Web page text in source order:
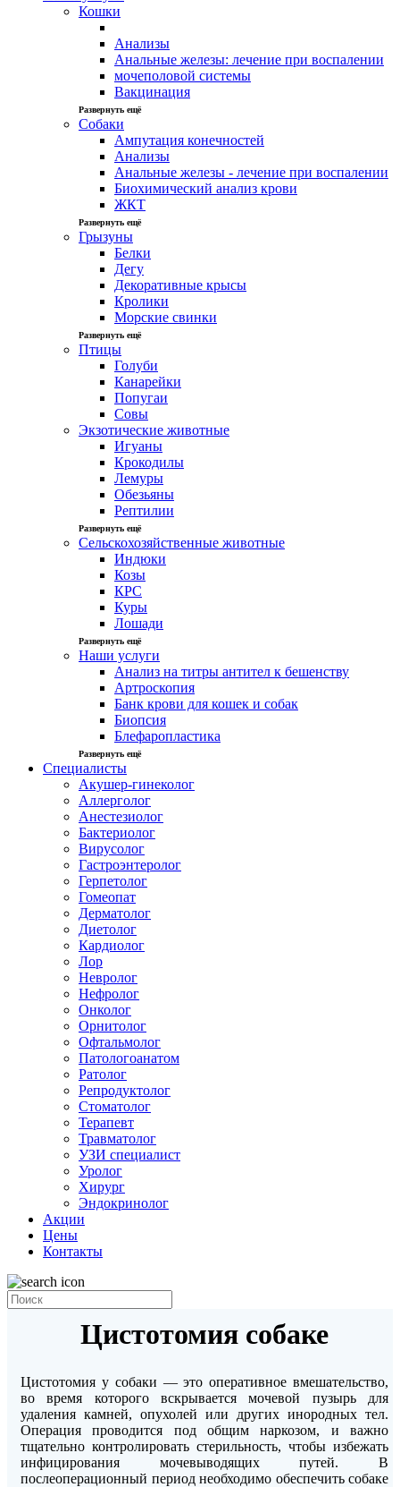
Кошки
Анализы
Анальные железы: лечение при воспалении
мочеполовой системы
Вакцинация
Развернуть ещё
Собаки
Ампутация конечностей
Анализы
Анальные железы - лечение при воспалении
Биохимический анализ крови
ЖКТ
Развернуть ещё
Грызуны
Белки
Дегу
Декоративные крысы
Кролики
Морские свинки
Развернуть ещё
Птицы
Голуби
Канарейки
Попугаи
Совы
Экзотические животные
Игуаны
Крокодилы
Лемуры
Обезьяны
Рептилии
Развернуть ещё
Сельскохозяйственные животные
Индюки
Козы
КРС
Куры
Лошади
Развернуть ещё
Наши услуги
Анализ на титры антител к бешенству
Артроскопия
Банк крови для кошек и собак
Биопсия
Блефаропластика
Развернуть ещё
Специалисты
Акушер-гинеколог
Аллерголог
Анестезиолог
Бактериолог
Вирусолог
Гастроэнтеролог
Герпетолог
Гомеопат
Дерматолог
Диетолог
Кардиолог
Лор
Невролог
Нефролог
Онколог
Орнитолог
Офтальмолог
Патологоанатом
Ратолог
Репродуктолог
Стоматолог
Терапевт
Травматолог
УЗИ специалист
Уролог
Хирург
Эндокринолог
Акции
Цены
Контакты
Цистотомия собаке
Цистотомия у собаки — это оперативное вмешательство,
во время которого вскрывается мочевой пузырь для
удаления камней, опухолей или других инородных тел.
Операция проводится под общим наркозом, и важно
тщательно контролировать стерильность, чтобы избежать
инфицирования мочевыводящих путей. В
послеоперационный период необходимо обеспечить собаке